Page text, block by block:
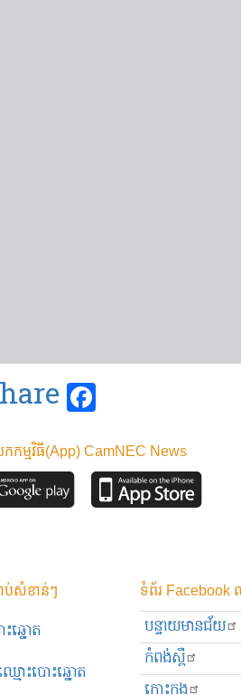
កម្មវិធី(App) CamNEC News
ប់សំខាន់ៗ
ឆ្នោត
មោះបោះឆ្នោត
ទំព័រ Facebook
បន្ទាយមានជ័យ
កំពង់ស្ពឺ
កោះកុង